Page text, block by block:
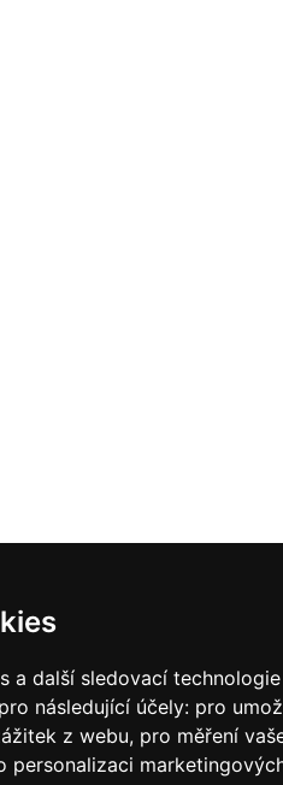
a další sledovací
následující účely: pro
z webu, pro měření
personalizaci